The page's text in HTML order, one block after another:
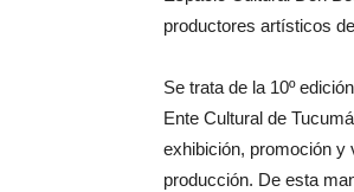
productores artísticos
Se trata de la 10º
Ente Cultural de
exhibición, promoción y
producción. De esta